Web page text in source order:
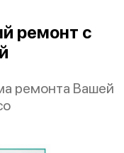
ремонт с
ремонта Вашей